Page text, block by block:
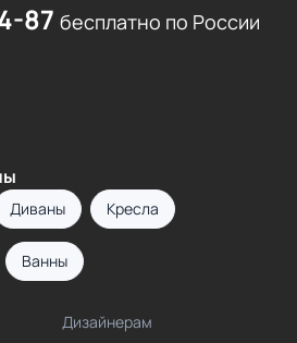
87 бесплатно по России
Диваны Кресла
Ванны
Дизайнерам